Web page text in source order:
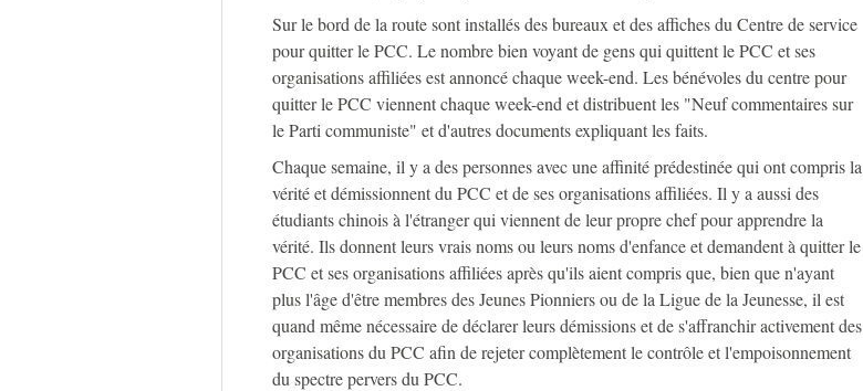
Sur le bord de la route sont installés des bureaux et des affiches du Centre de service
pour quitter le PCC. Le nombre bien voyant de gens qui quittent le PCC et ses
organisations affiliées est annoncé chaque week-end. Les bénévoles du centre pour
quitter le PCC viennent chaque week-end et distribuent les "Neuf commentaires sur
le Parti communiste" et d'autres documents expliquant les faits.
Chaque semaine, il y a des personnes avec une affinité prédestinée qui ont compris la
vérité et démissionnent du PCC et de ses organisations affiliées. Il y a aussi des
étudiants chinois à l'étranger qui viennent de leur propre chef pour apprendre la
vérité. Ils donnent leurs vrais noms ou leurs noms d'enfance et demandent à quitter le
PCC et ses organisations affiliées après qu'ils aient compris que, bien que n'ayant
plus l'âge d'être membres des Jeunes Pionniers ou de la Ligue de la Jeunesse, il est
quand même nécessaire de déclarer leurs démissions et de s'affranchir activement des
organisations du PCC afin de rejeter complètement le contrôle et l'empoisonnement
du spectre pervers du PCC.